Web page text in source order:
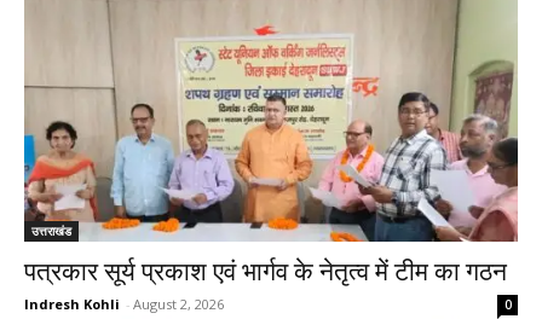
उत्तराखंड
पत्रकार सूर्य प्रकाश एवं भार्गव के नेतृत्व में टीम का गठन
Indresh Kohli - August 2, 2026 0